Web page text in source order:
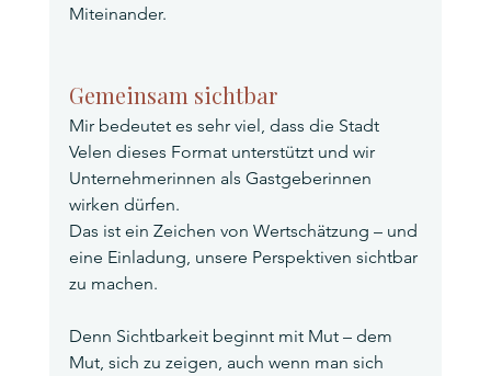
Miteinander.
Gemeinsam sichtbar
Mir bedeutet es sehr viel, dass die Stadt
Velen dieses Format unterstützt und wir
Unternehmerinnen als Gastgeberinnen
wirken dürfen.
Das ist ein Zeichen von Wertschätzung – und
eine Einladung, unsere Perspektiven sichtbar
zu machen.
Denn Sichtbarkeit beginnt mit Mut – dem
Mut, sich zu zeigen, auch wenn man sich